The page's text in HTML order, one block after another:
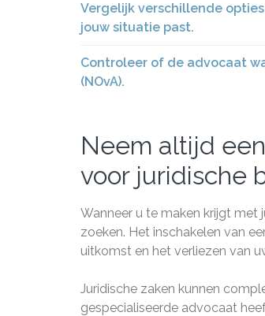
Vergelijk verschillende
jouw situatie past.
Controleer of de advocaat
(NOvA).
Neem altijd
voor juridische
Wanneer u te maken krijgt met
zoeken. Het inschakelen van
uitkomst en het verliezen van
Juridische zaken kunnen
gespecialiseerde advocaat